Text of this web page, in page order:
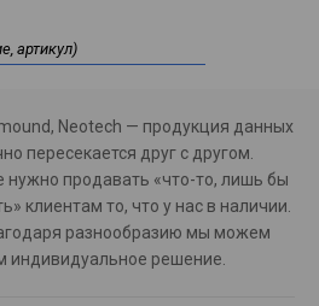
Neotech — продукция данных
пересекается друг с другом.
нужно продавать «что-то, лишь бы
клиентам то, что у нас в наличии.
разнообразию мы можем
индивидуальное решение.